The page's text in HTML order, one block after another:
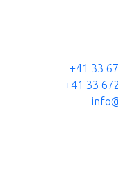
+41 33
+41 33